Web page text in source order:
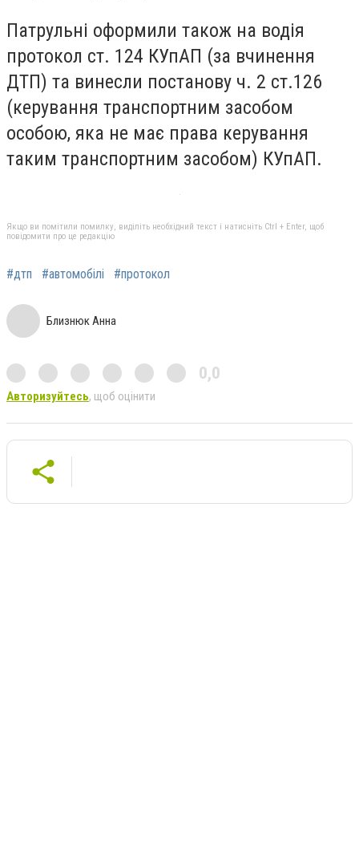
Патрульні оформили також на водія
протокол ст. 124 КУпАП (за вчинення
ДТП) та винесли постанову ч. 2 ст.126
(керування транспортним засобом
особою, яка не має права керування
таким транспортним засобом) КУпАП.
Якщо ви помітили помилку, виділіть необхідний текст і натисніть Ctrl + Enter, щоб
повідомити про це редакцію
#дтп #автомобілі #протокол
Близнюк Анна
0,0
Авторизуйтесь, щоб оцінити